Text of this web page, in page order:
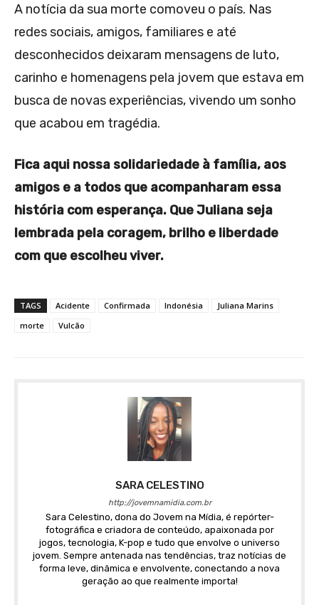
A notícia da sua morte comoveu o país. Nas
redes sociais, amigos, familiares e até
desconhecidos deixaram mensagens de luto,
carinho e homenagens pela jovem que estava em
busca de novas experiências, vivendo um sonho
que acabou em tragédia.
Fica aqui nossa solidariedade à família, aos
amigos e a todos que acompanharam essa
história com esperança. Que Juliana seja
lembrada pela coragem, brilho e liberdade
com que escolheu viver.
TAGS Acidente Confirmada Indonésia
Juliana Marins
morte
Vulcão
SARA CELESTINO
http://jovemnamidia.com.br
Sara Celestino, dona do Jovem na Mídia, é repórter-
fotográfica e criadora de conteúdo, apaixonada por
jogos, tecnologia, K-pop e tudo que envolve o universo
jovem. Sempre antenada nas tendências, traz notícias de
forma leve, dinâmica e envolvente, conectando a nova
geração ao que realmente importa!